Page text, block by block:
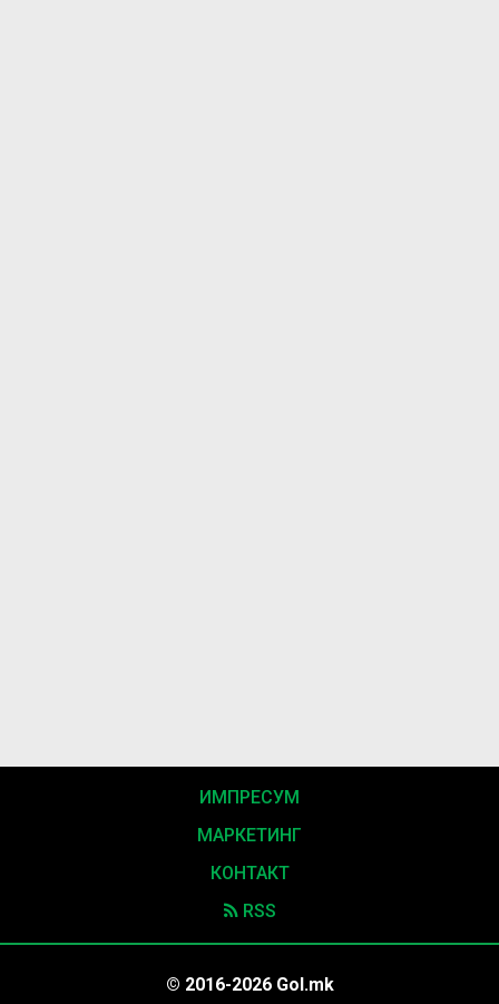
ИМПРЕСУМ
МАРКЕТИНГ
КОНТАКТ
RSS
© 2016-2026 Gol.mk